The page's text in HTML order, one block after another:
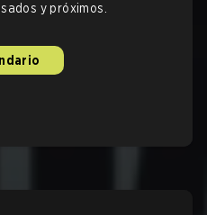
y próximos.